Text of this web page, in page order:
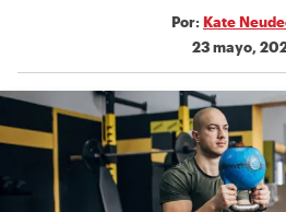
Por: Kate
23 mayo,